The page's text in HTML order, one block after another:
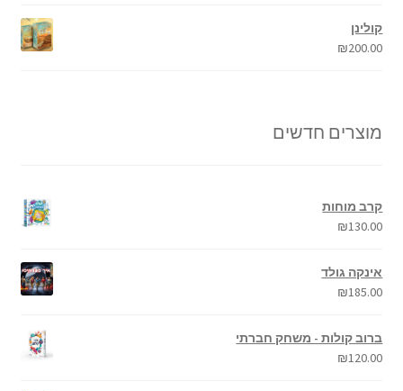
קולינן
₪200.00
מוצרים חדשים
קרב מוחות
₪130.00
אינקה גולד
₪185.00
ברוב קולות - משחק חברתי
₪120.00